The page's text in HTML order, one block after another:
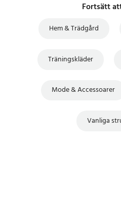
Fortsätt
Hem & Trädgård
Träningskläder
Mode & Accessoarer
Vanliga